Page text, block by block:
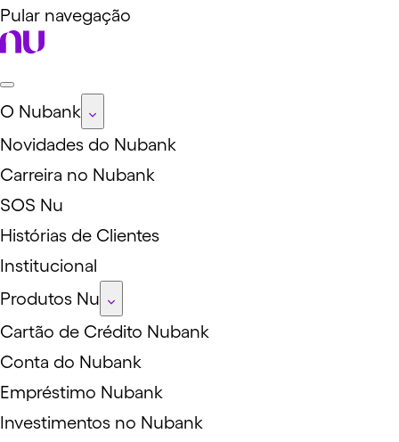
Pular navegação
O Nubank
Novidades do Nubank
Carreira no Nubank
SOS Nu
Histórias de Clientes
Institucional
Produtos Nu
Cartão de Crédito Nubank
Conta do Nubank
Empréstimo Nubank
Investimentos no Nubank